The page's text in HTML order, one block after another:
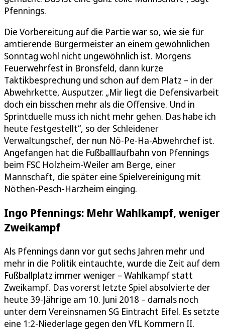
Pfennings.
Die Vorbereitung auf die Partie war so, wie sie für
amtierende Bürgermeister an einem gewöhnlichen
Sonntag wohl nicht ungewöhnlich ist. Morgens
Feuerwehrfest in Bronsfeld, dann kurze
Taktikbesprechung und schon auf dem Platz – in der
Abwehrkette, Ausputzer. „Mir liegt die Defensivarbeit
doch ein bisschen mehr als die Offensive. Und in
Sprintduelle muss ich nicht mehr gehen. Das habe ich
heute festgestellt“, so der Schleidener
Verwaltungschef, der nun Nö-Pe-Ha-Abwehrchef ist.
Angefangen hat die Fußballlaufbahn von Pfennings
beim FSC Holzheim-Weiler am Berge, einer
Mannschaft, die später eine Spielvereinigung mit
Nöthen-Pesch-Harzheim einging.
Ingo Pfennings: Mehr Wahlkampf, weniger
Zweikampf
Als Pfennings dann vor gut sechs Jahren mehr und
mehr in die Politik eintauchte, wurde die Zeit auf dem
Fußballplatz immer weniger – Wahlkampf statt
Zweikampf. Das vorerst letzte Spiel absolvierte der
heute 39-Jährige am 10. Juni 2018 – damals noch
unter dem Vereinsnamen SG Eintracht Eifel. Es setzte
eine 1:2-Niederlage gegen den VfL Kommern II.